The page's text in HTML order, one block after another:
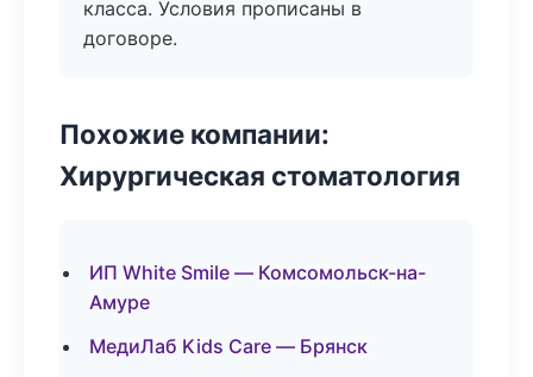
класса. Условия прописаны в
договоре.
Похожие компании:
Хирургическая стоматология
ИП White Smile — Комсомольск-на-
Амуре
МедиЛаб Kids Care — Брянск